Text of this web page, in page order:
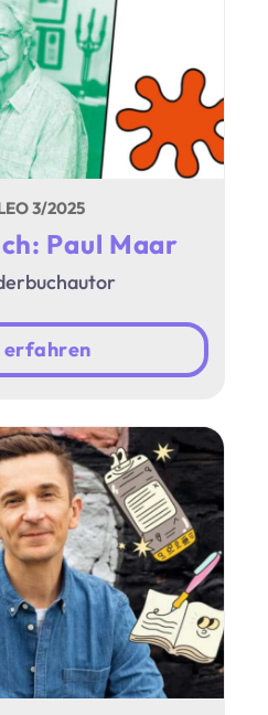
3/2025
Paul Maar
erfahren